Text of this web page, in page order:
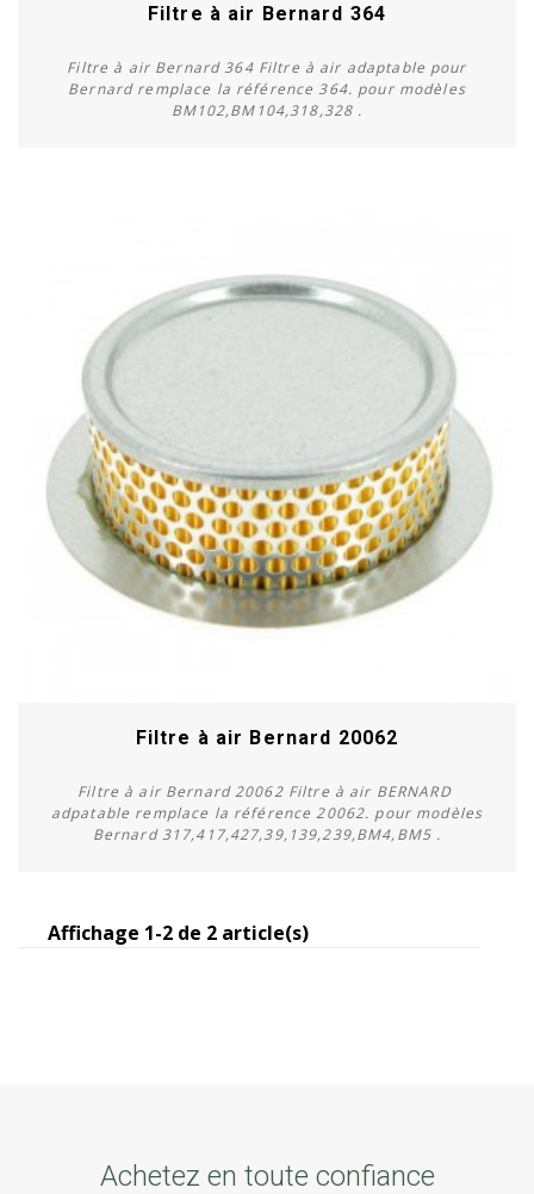
Filtre à air Bernard 364
Filtre à air Bernard 364 Filtre à air adaptable pour
Bernard remplace la référence 364. pour modèles
BM102,BM104,318,328 .
Acheter
Filtre à air Bernard 20062
Filtre à air Bernard 20062 Filtre à air BERNARD
adpatable remplace la référence 20062. pour modèles
Bernard 317,417,427,39,139,239,BM4,BM5 .
Affichage 1-2 de 2 article(s)
Achetez en toute confiance